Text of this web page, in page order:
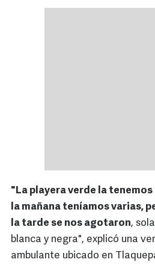
"La playera verde la
la mañana teníamos varias,
la tarde se nos agotaron,
blanca y negra", explicó una
ambulante ubicado en